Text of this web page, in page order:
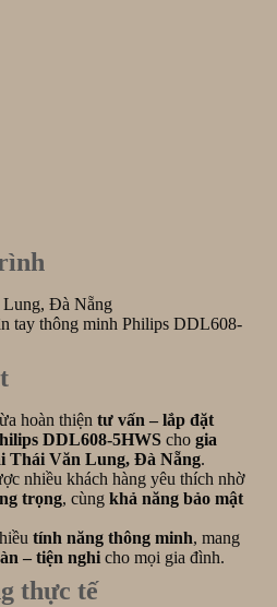
Đà Nẵng
tay thông minh Philips DDL608-
hoàn thiện tư vấn – lắp đặt
DDL608-5HWS cho gia
Thái Văn Lung, Đà Nẵng.
nhiều khách hàng yêu thích nhờ
trọng, cùng khả năng bảo mật
tính năng thông minh, mang
– tiện nghi cho mọi gia đình.
thực tế